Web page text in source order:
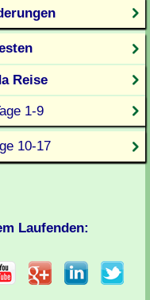
Reise
1-9
10-17
Laufenden: